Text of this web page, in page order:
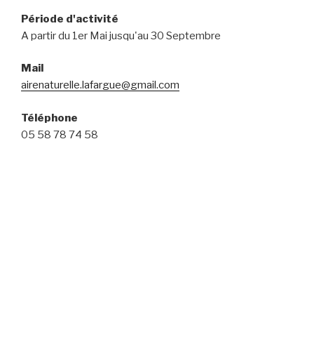
Période d'activité
A partir du 1er Mai jusqu'au 30 Septembre
Mail
airenaturelle.lafargue@gmail.com
Téléphone
05 58 78 74 58